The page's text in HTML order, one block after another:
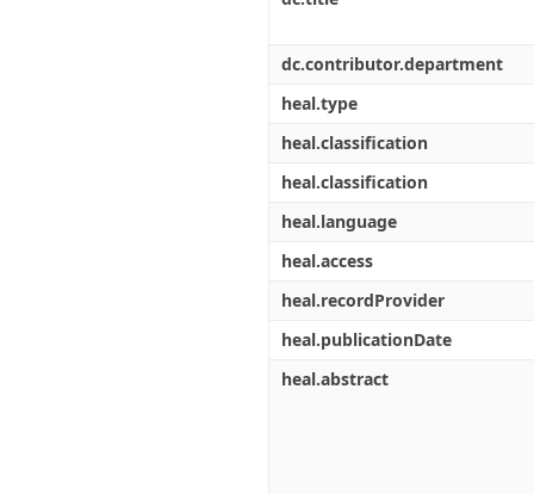
dc.contributor.department
heal.type
heal.classification
heal.classification
heal.language
heal.access
heal.recordProvider
heal.publicationDate
heal.abstract